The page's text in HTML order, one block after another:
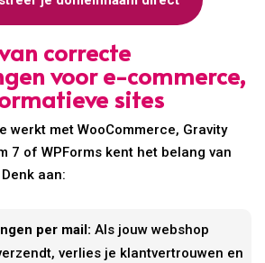
correcte
voor e-commerce,
sites
werkt met WooCommerce, Gravity
7 of WPForms kent het belang van
aan:
per mail: Als jouw webshop
verlies je klantvertrouwen en